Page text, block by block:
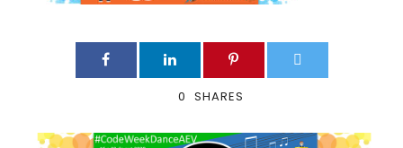
0 SHARES